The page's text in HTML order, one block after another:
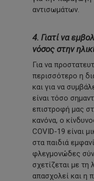
αντισωμάτων.
4. Γιατί να
νόσος στην
Για να
περισσότερο η
και για να
είναι τόσο
επιστροφή μας
κανόνα, ο
COVID-19 είναι
στα παιδιά
φλεγμονώδες
σχετίζεται με τη
απασχολεί και η